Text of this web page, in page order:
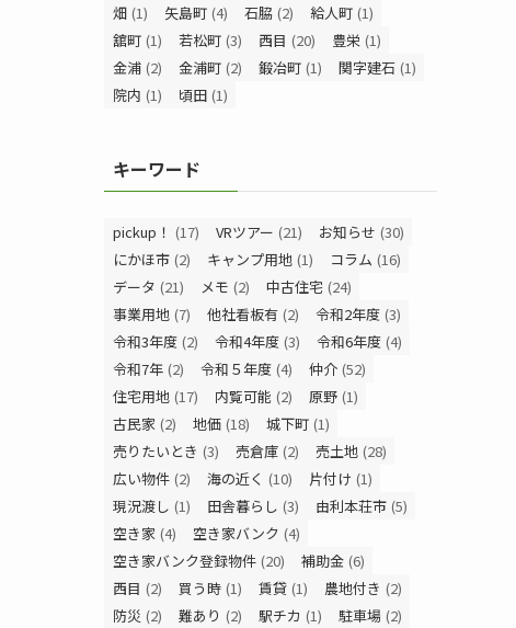
畑 (1) 矢島町 (4) 石脇 (2) 給人町 (1)
舘町 (1) 若松町 (3) 西目 (20) 豊栄 (1)
金浦 (2) 金浦町 (2) 鍛冶町 (1) 関字建石 (1)
院内 (1) 頃田 (1)
キーワード
pickup！ (17) VRツアー (21) お知らせ (30)
にかほ市 (2) キャンプ用地 (1) コラム (16)
データ (21) メモ (2) 中古住宅 (24)
事業用地 (7) 他社看板有 (2) 令和2年度 (3)
令和3年度 (2) 令和4年度 (3) 令和6年度 (4)
令和7年 (2) 令和５年度 (4) 仲介 (52)
住宅用地 (17) 内覧可能 (2) 原野 (1)
古民家 (2) 地価 (18) 城下町 (1)
売りたいとき (3) 売倉庫 (2) 売土地 (28)
広い物件 (2) 海の近く (10) 片付け (1)
現況渡し (1) 田舎暮らし (3) 由利本荘市 (5)
空き家 (4) 空き家バンク (4)
空き家バンク登録物件 (20) 補助金 (6)
西目 (2) 買う時 (1) 賃貸 (1) 農地付き (2)
防災 (2) 難あり (2) 駅チカ (1) 駐車場 (2)